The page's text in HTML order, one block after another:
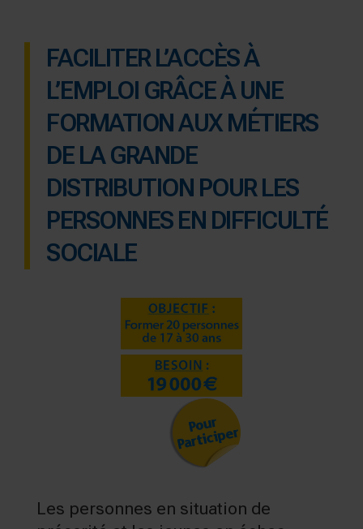
FACILITER L’ACCÈS À
L’EMPLOI GRÂCE À UNE
FORMATION AUX MÉTIERS
DE LA GRANDE
DISTRIBUTION POUR LES
PERSONNES EN DIFFICULTÉ
SOCIALE
Les personnes en situation de